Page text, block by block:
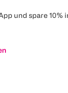
und spare 10%